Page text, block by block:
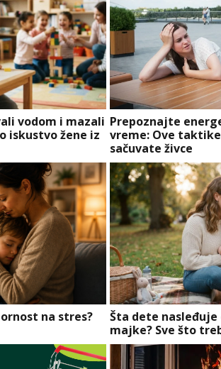
vodom i mazali
iskustvo žene iz
Prepoznajte
vreme: Ove
sačuvate živce
na stres?
Šta dete nasleđuje
majke? Sve što